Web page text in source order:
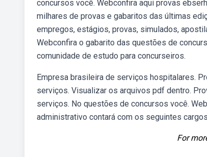
concursos você. Webconfira aqui provas
milhares de provas e gabaritos das últimas
empregos, estágios, provas, simulados,
Webconfira o gabarito das questões de
comunidade de estudo para concurseiros.
Empresa brasileira de serviços hospitalares.
serviços. Visualizar os arquivos pdf dentro.
serviços. No questões de concursos você.
administrativo contará com os seguintes
For